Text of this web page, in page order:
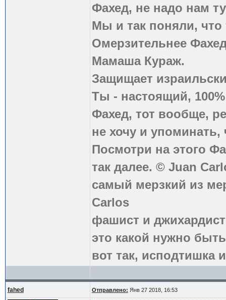
Фахед, не надо нам
Мы и так поняли,
Омерзительнее
Мамаша Кураж.
Защищает
Ты - настоящий,
Фахед, тот вообще,
не хочу и
Посмотри на этого
так далее. © Juan
самый мерзкий из
Carlos
фашист и
это какой нужно
вот так, исподтишка
fahed Отправлено: Янв 27 2018, 16:53